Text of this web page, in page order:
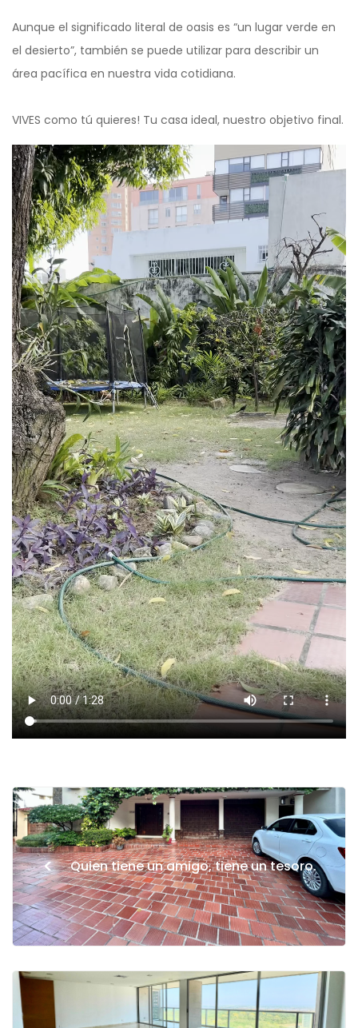
Aunque el significado literal de oasis es “un lugar verde en
el desierto”, también se puede utilizar para describir un
área pacífica en nuestra vida cotidiana.
VIVES como tú quieres! Tu casa ideal, nuestro objetivo final.
< Quien tiene un amigo, tiene un tesoro.